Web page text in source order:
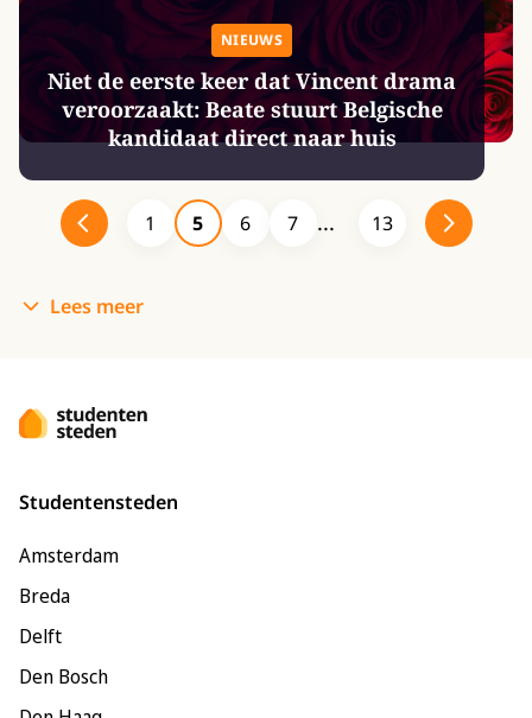
NIEUWS
Niet de eerste keer dat Vincent drama
veroorzaakt: Beate stuurt Belgische
kandidaat direct naar huis
1 5 6 7 13
Lees meer
Studentensteden
Amsterdam
Breda
Delft
Den Bosch